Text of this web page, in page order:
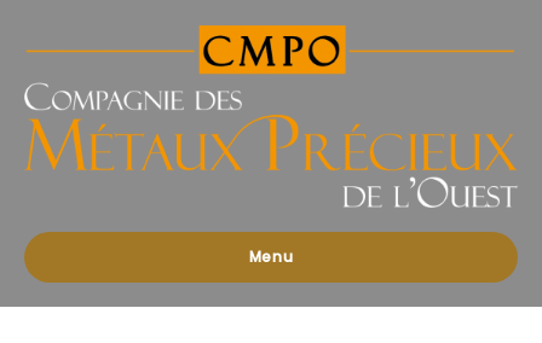
des
Précieux
l'Ouest
Menu